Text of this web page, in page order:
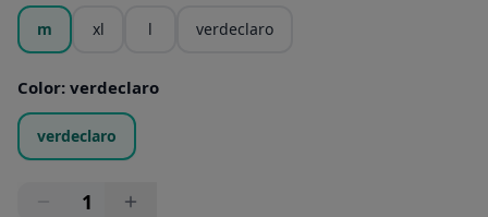
m xl l verdeclaro
Color: verdeclaro
verdeclaro
1